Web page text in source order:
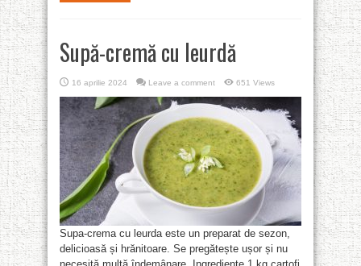
Supă-cremă cu leurdă
16 aprilie 2024 Leave a comment 651 Views
Supa-crema cu leurda este un preparat de sezon,
delicioasă și hrănitoare. Se pregătește ușor și nu